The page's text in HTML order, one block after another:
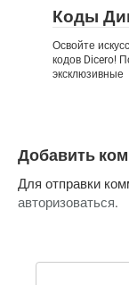
Коды
Освойте
кодов Dicero!
эксклюзивные
Добавить
Для отправки
авторизоваться.
Поиск: